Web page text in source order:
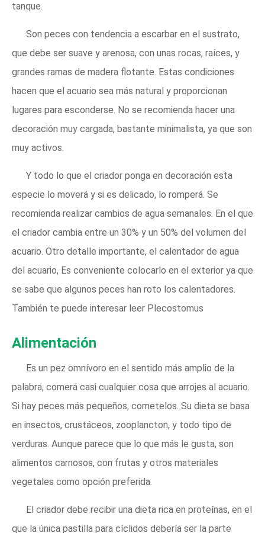
tanque.
Son peces con tendencia a escarbar en el sustrato,
que debe ser suave y arenosa, con unas rocas, raíces, y
grandes ramas de madera flotante. Estas condiciones
hacen que el acuario sea más natural y proporcionan
lugares para esconderse. No se recomienda hacer una
decoración muy cargada, bastante minimalista, ya que son
muy activos.
Y todo lo que el criador ponga en decoración esta
especie lo moverá y si es delicado, lo romperá. Se
recomienda realizar cambios de agua semanales. En el que
el criador cambia entre un 30% y un 50% del volumen del
acuario. Otro detalle importante, el calentador de agua
del acuario, Es conveniente colocarlo en el exterior ya que
se sabe que algunos peces han roto los calentadores.
También te puede interesar leer Plecostomus
Alimentación
Es un pez omnívoro en el sentido más amplio de la
palabra, comerá casi cualquier cosa que arrojes al acuario.
Si hay peces más pequeños, cometelos. Su dieta se basa
en insectos, crustáceos, zooplancton, y todo tipo de
verduras. Aunque parece que lo que más le gusta, son
alimentos carnosos, con frutas y otros materiales
vegetales como opción preferida.
El criador debe recibir una dieta rica en proteínas, en el
que la única pastilla para cíclidos debería ser la parte